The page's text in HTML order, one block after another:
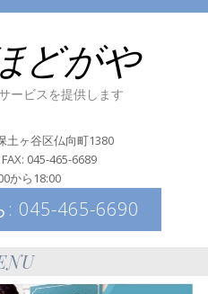
どがや
ービスを提供します
土ヶ谷区仏向町1380
045-465-6689
から18:00
: 045-465-6690